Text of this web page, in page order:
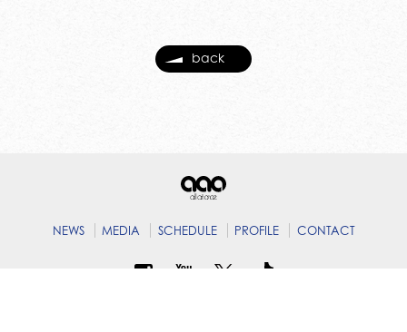
back
NEWS MEDIA SCHEDULE PROFILE CONTACT